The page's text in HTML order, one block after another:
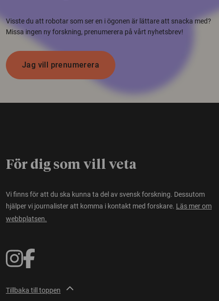
Visste du att robotar som ser en i ögonen är lättare att snacka med?
Missa ingen ny forskning, prenumerera på vårt nyhetsbrev!
Jag vill prenumerera
För dig som vill veta
Vi finns för att du ska kunna ta del av svensk forskning. Dessutom
hjälper vi journalister att komma i kontakt med forskare. Läs mer om
webbplatsen.
Tillbaka till toppen